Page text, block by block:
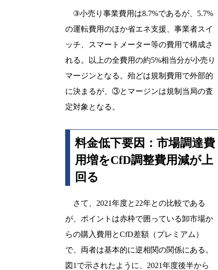
③小売り事業費用は8.7%であるが、5.7%
の運転費用のほか省エネ支援、事業者スイ
ッチ、スマートメーター等の費用で構成さ
れる。以上の全費用の約5%相当分が小売り
マージンとなる。殆どは規制費用で外部的
に決まるが、③とマージンは規制当局の査
定対象となる。
料金低下要因：市場調達費
用増をCfD調整費用減が上
回る
さて、2021年度と22年との比較である
が、ポイントは赤枠で囲っている卸市場か
らの購入費用とCfD差額（プレミアム）
で、両者は基本的に逆相関の関係にある。
図1で示されたように、2021年度後半から